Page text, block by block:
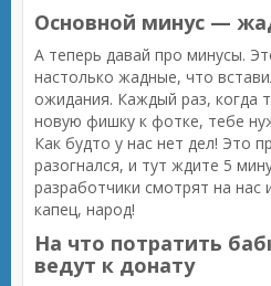
Основной минус —
А теперь давай про минусы.
настолько жадные, что
ожидания. Каждый раз, когда
новую фишку к фотке, тебе
Как будто у нас нет дел! Это
разогнался, и тут ждите 5
разработчики смотрят на нас
капец, народ!
На что потратить
ведут к донату